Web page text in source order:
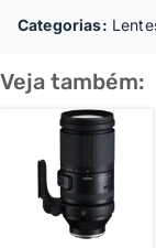
Categorias:
Veja também: